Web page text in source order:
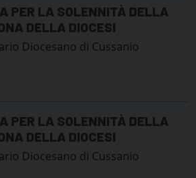
PER LA SOLENNITÀ DELLA
DELLA DIOCESI
Diocesano di Cussanio
PER LA SOLENNITÀ DELLA
DELLA DIOCESI
Diocesano di Cussanio